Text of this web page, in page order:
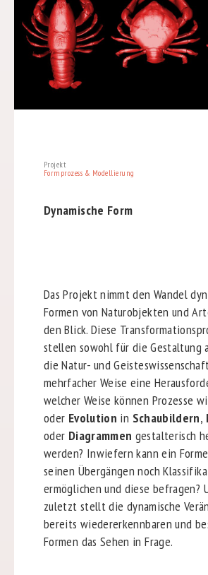
Projekt
Formprozess & Modellierung
Dynamische Form
Das Projekt nimmt den Wandel
Formen von Naturobjekten und
den Blick. Diese
stellen sowohl für die Gestaltung
die Natur- und
mehrfacher Weise eine
welcher Weise können Prozesse
oder Evolution in Schaubildern,
oder Diagrammen gestalterisch
werden? Inwiefern kann ein
seinen Übergängen noch
ermöglichen und diese befragen?
zuletzt stellt die dynamische
bereits wiedererkennbaren und
Formen das Sehen in Frage.